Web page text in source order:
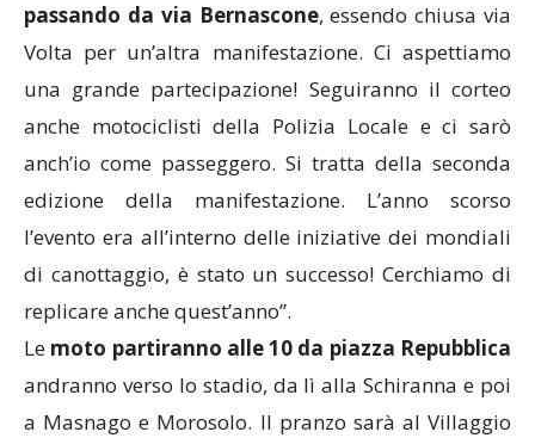
passando da via Bernascone, essendo chiusa via
Volta per un’altra manifestazione. Ci aspettiamo
una grande partecipazione! Seguiranno il corteo
anche motociclisti della Polizia Locale e ci sarò
anch’io come passeggero. Si tratta della seconda
edizione della manifestazione. L’anno scorso
l’evento era all’interno delle iniziative dei mondiali
di canottaggio, è stato un successo! Cerchiamo di
replicare anche quest’anno”.
Le moto partiranno alle 10 da piazza Repubblica
andranno verso lo stadio, da lì alla Schiranna e poi
a Masnago e Morosolo. Il pranzo sarà al Villaggio